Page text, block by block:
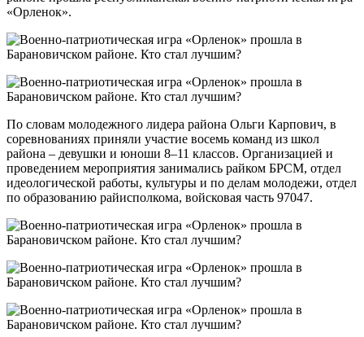
«Орленок».
По словам молодежного лидера района Ольги Карпович, в
соревнованиях приняли участие восемь команд из школ
района – девушки и юноши 8–11 классов. Организацией и
проведением мероприятия занимались райком БРСМ, отдел
идеологической работы, культуры и по делам молодежи, отдел
по образованию райисполкома, войсковая часть 97047.